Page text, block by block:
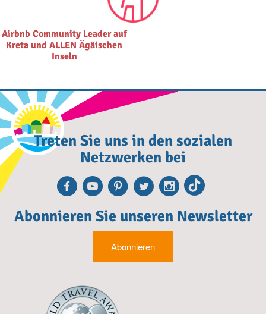
Airbnb Community Leader auf
Kreta und ALLEN Ägäischen
Inseln
Treten Sie uns in den sozialen
Netzwerken bei
Facebook
Youtube
Pinterest
TwitterTikTok
Abonnieren Sie unseren Newsletter
Abonnieren